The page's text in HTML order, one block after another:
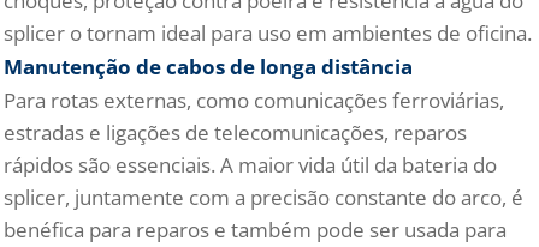
splicer o tornam ideal para uso em ambientes de oficina.
Manutenção de cabos de longa distância
Para rotas externas, como comunicações ferroviárias,
estradas e ligações de telecomunicações, reparos
rápidos são essenciais. A maior vida útil da bateria do
splicer, juntamente com a precisão constante do arco, é
benéfica para reparos e também pode ser usada para